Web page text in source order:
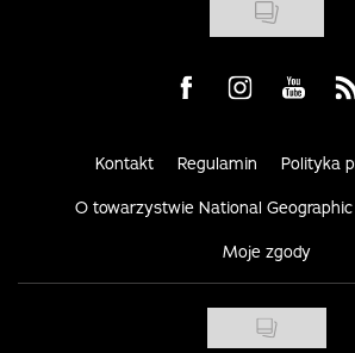
Visit us on Facebook
Visit us onVisit us
Kontakt Regulamin Polityka
O towarzystwie National Geographic
Moje zgody